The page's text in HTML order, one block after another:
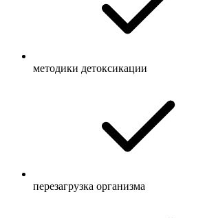
методики детоксикации
перезагрузка организма